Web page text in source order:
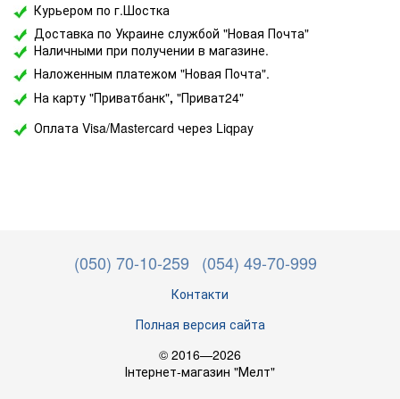
Курьером по г.Шостка
Доставка по Украине службой "Новая Почта"
Наличными при получении в магазине.
Наложенным платежом "Новая Почта".
На карту "Приватбанк", "Приват24"
Оплата Visa/Mastercard через Liqpay
(050) 70-10-259 (054) 49-70-999
Контакти
Полная версия сайта
© 2016—2026
Інтернет-магазин "Мелт"